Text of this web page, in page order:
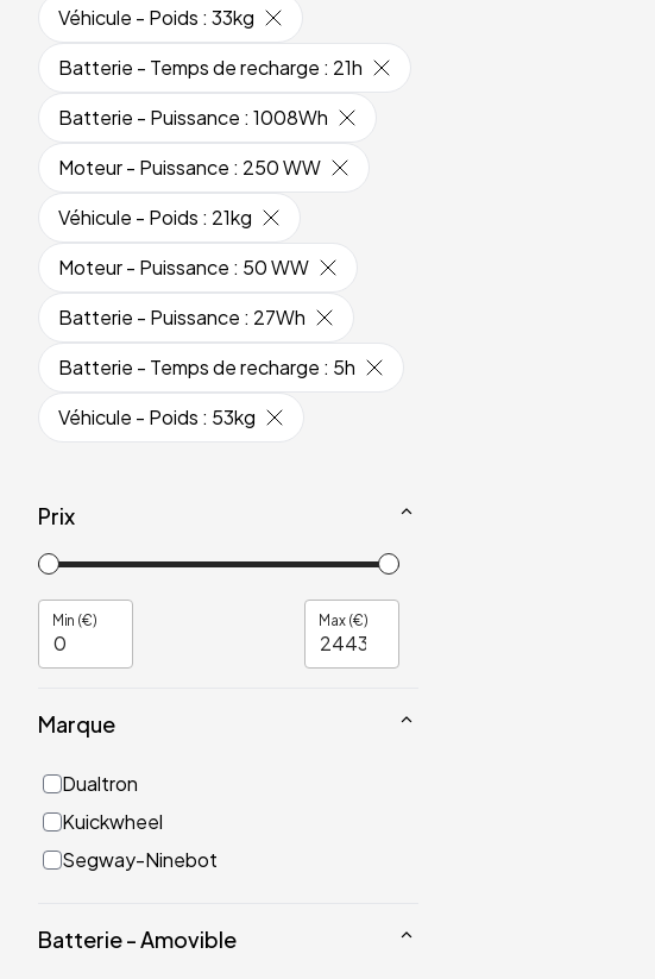
Véhicule - Poids : 33kg
Batterie - Temps de recharge : 21h
Batterie - Puissance : 1008Wh
Moteur - Puissance : 250 WW
Véhicule - Poids : 21kg
Moteur - Puissance : 50 WW
Batterie - Puissance : 27Wh
Batterie - Temps de recharge : 5h
Véhicule - Poids : 53kg
Prix
Min (€) Max (€)
Marque
Dualtron
Kuickwheel
Segway-Ninebot
Batterie - Amovible